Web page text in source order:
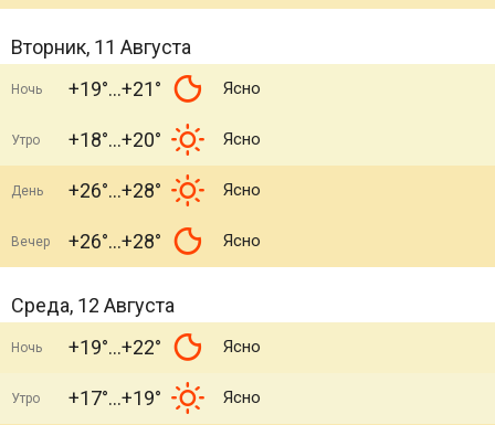
Вторник, 11 Августа
Ночь +19° +21° Ясно
Утро +18° +20° Ясно
День +26° +28° Ясно
Вечер +26° +28° Ясно
Среда, 12 Августа
Ночь +19° +22° Ясно
Утро +17° +19° Ясно